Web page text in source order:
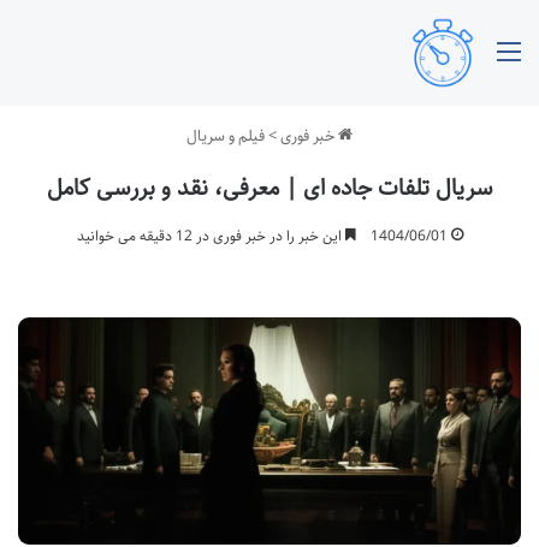
خبر فوری>فیلم و سریال
سریال تلفات جاده ای | معرفی، نقد و بررسی کامل
1404/06/01 این خبر را در خبر فوری در 12 دقیقه می خوانید